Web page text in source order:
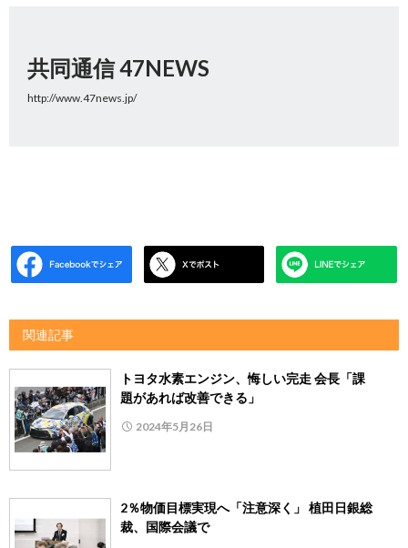
共同通信 47NEWS
http://www.47news.jp/
関連記事
トヨタ水素エンジン、悔しい完走 会長「課
題があれば改善できる」
2024年5月26日
2％物価目標実現へ「注意深く」 植田日銀総
裁、国際会議で